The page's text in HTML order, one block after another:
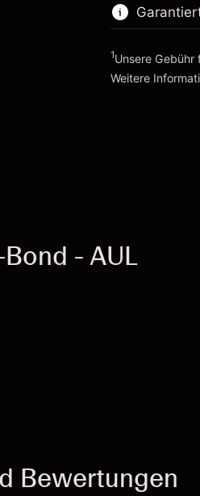
Geld aus
~
Geld aus
1Unsere
Weitere
- AUL
Bewertungen